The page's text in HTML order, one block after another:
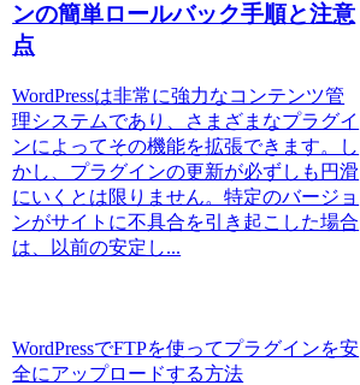
ンの簡単ロールバック手順と注意
点
WordPressは非常に強力なコンテンツ管
理システムであり、さまざまなプラグイ
ンによってその機能を拡張できます。し
かし、プラグインの更新が必ずしも円滑
にいくとは限りません。特定のバージョ
ンがサイトに不具合を引き起こした場合
は、以前の安定し...
WordPressでFTPを使ってプラグインを安
全にアップロードする方法